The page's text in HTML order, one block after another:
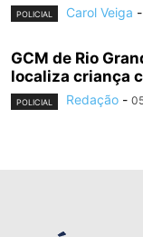
POLICIAL Carol Veiga -
GCM de Rio
localiza criança
POLICIAL Redação -